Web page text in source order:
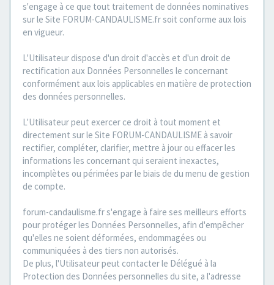
s'engage à ce que tout traitement de données nominatives
sur le Site FORUM-CANDAULISME.fr soit conforme aux lois
en vigueur.
L'Utilisateur dispose d'un droit d'accès et d'un droit de
rectification aux Données Personnelles le concernant
conformément aux lois applicables en matière de protection
des données personnelles.
L'Utilisateur peut exercer ce droit à tout moment et
directement sur le Site FORUM-CANDAULISME à savoir
rectifier, compléter, clarifier, mettre à jour ou effacer les
informations les concernant qui seraient inexactes,
incomplètes ou périmées par le biais de du menu de gestion
de compte.
forum-candaulisme.fr s'engage à faire ses meilleurs efforts
pour protéger les Données Personnelles, afin d'empêcher
qu'elles ne soient déformées, endommagées ou
communiquées à des tiers non autorisés.
De plus, l'Utilisateur peut contacter le Délégué à la
Protection des Données personnelles du site, a l'adresse